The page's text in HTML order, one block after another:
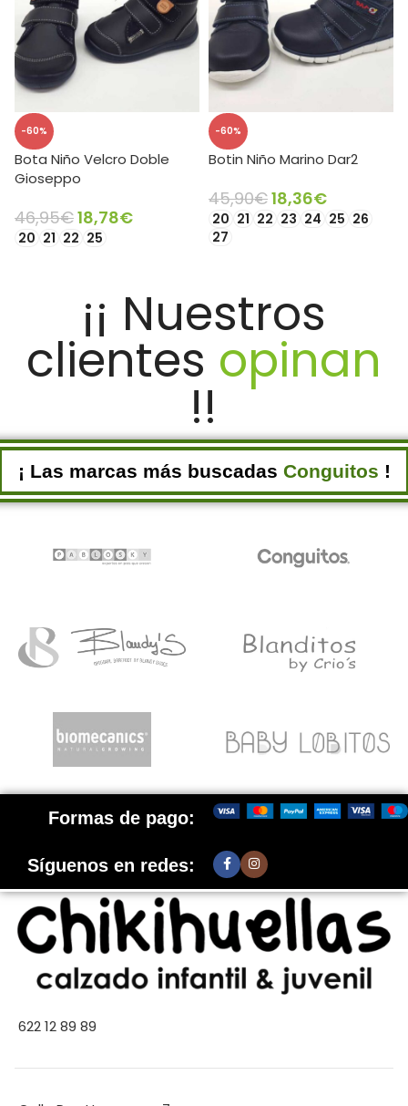
-60%
Bota Niño Velcro Doble
Gioseppo
46,95€18,78€
20 21 22 25
-60%
Botin Niño Marino Dar2
45,90€18,36€
20 21 22 23 24 25 26
27
¡¡ Nuestros
clientes opinan
!!
¡ Las marcas más buscadas Conguitos !
Formas de pago:
Síguenos en redes:
622 12 89 89